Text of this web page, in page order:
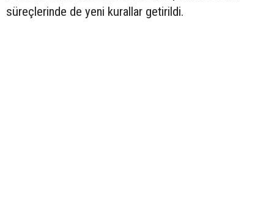
süreçlerinde de yeni kurallar getirildi.